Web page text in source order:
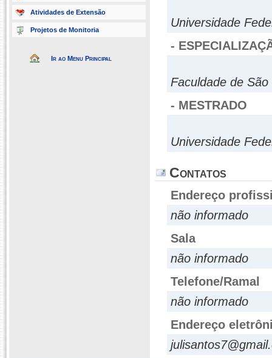
Atividades de Extensão
Projetos de Monitoria
Ir ao Menu Principal
Universidade
-
Faculdade de São
- MESTRADO
Universidade
Contatos
Endereço
não informado
Sala
não informado
Telefone/Ramal
não informado
Endereço